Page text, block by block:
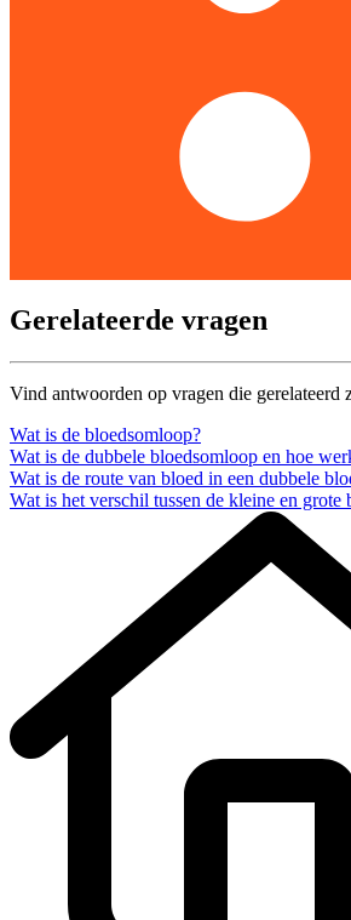
Gerelateerde vragen
Vind antwoorden op vragen die gerelateerd
Wat is de bloedsomloop?
Wat is de dubbele bloedsomloop en hoe
Wat is de route van bloed in een dubbele
Wat is het verschil tussen de kleine en grote